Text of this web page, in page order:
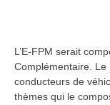
L’E-FPM serait
Complémentaire.
conducteurs de
thèmes qui le